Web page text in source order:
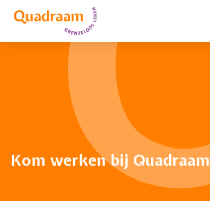
Kom werken bij Quadraam